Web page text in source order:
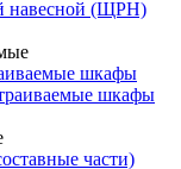
навесной (ЩРН)
шкафы
шкафы
части)